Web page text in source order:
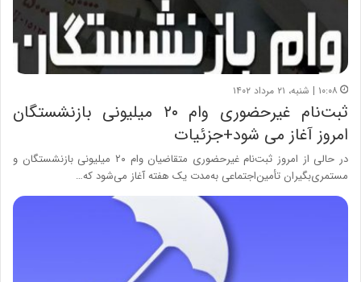
۱۰:۰۸ | شنبه، ۲۱ مرداد ۱۴۰۲
ثبت‌نام غیرحضوری وام ۲۰ میلیونی بازنشستگان
امروز آغاز می شود+جزئیات
در حالی از امروز ثبت‌نام غیرحضوری متقاضیان وام ۲۰ میلیونی بازنشستگان و
مستمری‌بگیران تأمین‌اجتماعی به‌مدت یک هفته آغاز می‌شود که…